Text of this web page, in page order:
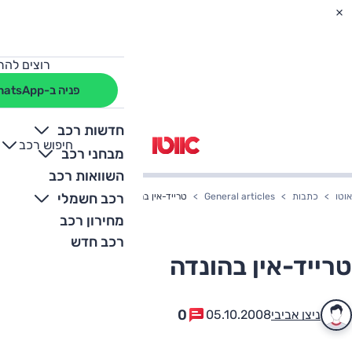
רוצים
פניה ב-WhatsApp
חדשות רכב
מבחני רכב
השוואות רכב
רכב חשמלי
מחירון רכב
רכב חדש
חיפוש רכב
+
-
אוטו כתבות General articles טרייד-אין בהונדה
טרייד-אין בהונדה
ניצן אביבי05.10.2008
0